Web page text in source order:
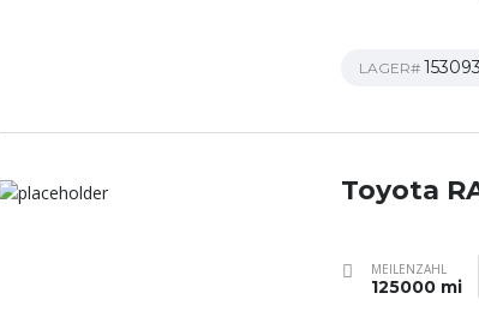
LAGER# 153093
Toyota
MEILENZAHL
125000 mi